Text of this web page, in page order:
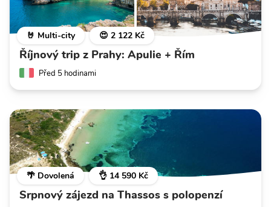
🤘 Multi-city 😍 2 122 Kč
Říjnový trip z Prahy: Apulie + Řím
Před 5 hodinami
🌴 Dovolená 👌 14 590 Kč
Srpnový zájezd na Thassos s polopenzí